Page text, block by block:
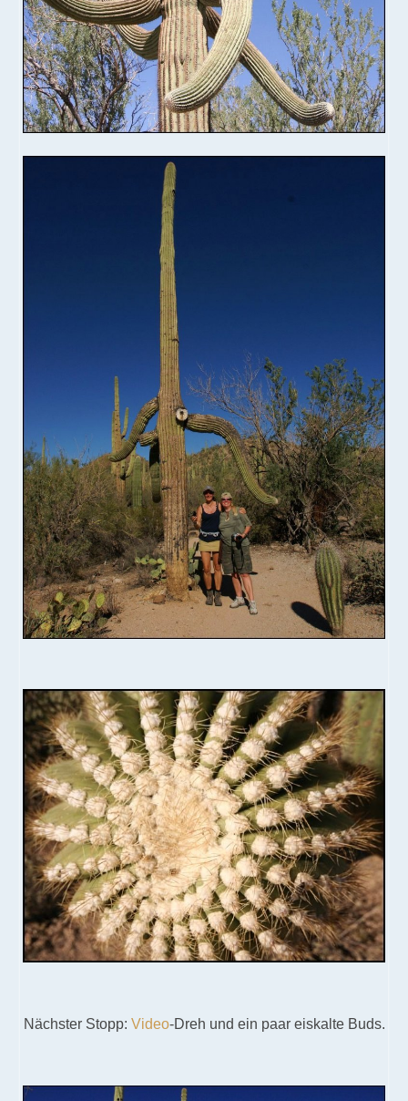
Nächster Stopp: Video-Dreh und ein paar eiskalte Buds.